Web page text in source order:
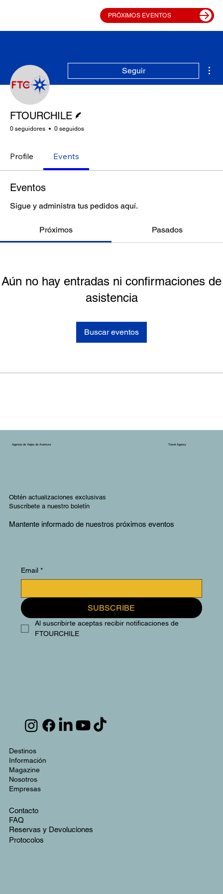
PRÓXIMOS EVENTOS
Seguir
FTOURCHILE
0 seguidores 0 seguidos
Profile Events
Eventos
Sigue y administra tus pedidos aquí.
Próximos Pasados
Aún no hay entradas ni confirmaciones de
asistencia
Buscar eventos
Agencia de Viajes de Aventura Travel Agency
Obtén actualizaciones exclusivas
Suscríbete a nuestro boletín
Mantente informado de nuestros próximos eventos
Email *
SUBSCRIBE
Al suscribirte aceptas recibir notificaciones de
FTOURCHILE
Destinos
Información
Magazine
Nosotros
Empresas
Contacto
Reservas y Devoluciones
FAQ
Protocolos